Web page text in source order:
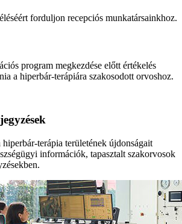
forduljon recepciós munkatársainkhoz.
program megkezdése előtt értékelés
a hiperbár-terápiára szakosodott orvoshoz.
terápia területének újdonságait
információk, tapasztalt szakorvosok